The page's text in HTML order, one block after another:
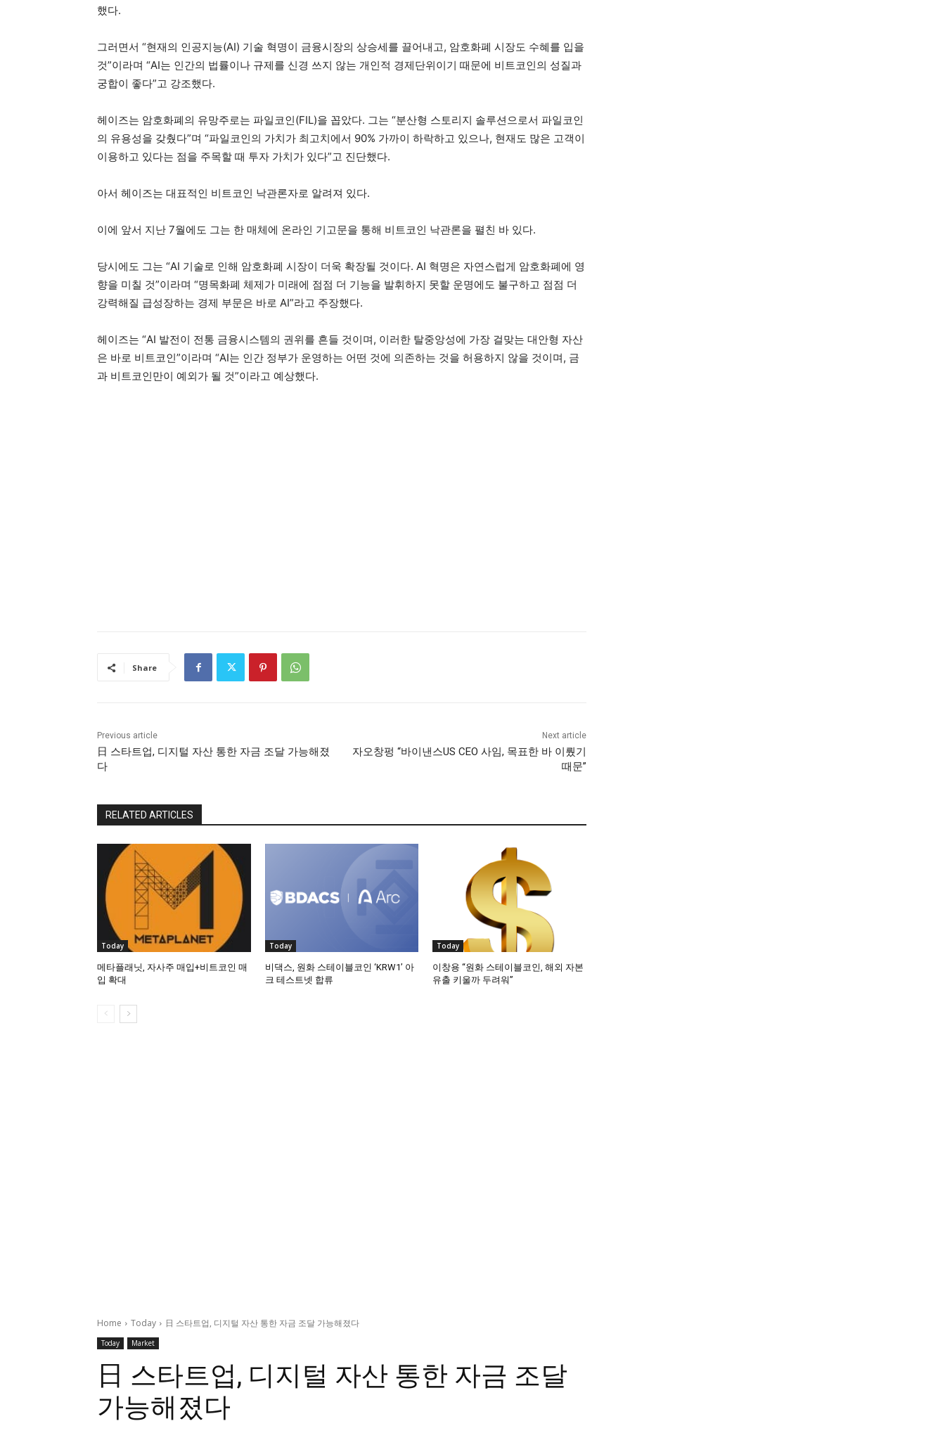
했다.
그러면서 “현재의 인공지능(AI) 기술 혁명이 금융시장의 상승세를 끌어내고, 암호화폐 시장도 수혜를 입을
것”이라며 “AI는 인간의 법률이나 규제를 신경 쓰지 않는 개인적 경제단위이기 때문에 비트코인의 성질과
궁합이 좋다”고 강조했다.
헤이즈는 암호화폐의 유망주로는 파일코인(FIL)을 꼽았다. 그는 “분산형 스토리지 솔루션으로서 파일코인
의 유용성을 갖췄다”며 “파일코인의 가치가 최고치에서 90% 가까이 하락하고 있으나, 현재도 많은 고객이
이용하고 있다는 점을 주목할 때 투자 가치가 있다”고 진단했다.
아서 헤이즈는 대표적인 비트코인 낙관론자로 알려져 있다.
이에 앞서 지난 7월에도 그는 한 매체에 온라인 기고문을 통해 비트코인 낙관론을 펼친 바 있다.
당시에도 그는 “AI 기술로 인해 암호화폐 시장이 더욱 확장될 것이다. AI 혁명은 자연스럽게 암호화폐에 영
향을 미칠 것”이라며 “명목화폐 체제가 미래에 점점 더 기능을 발휘하지 못할 운명에도 불구하고 점점 더
강력해질 급성장하는 경제 부문은 바로 AI”라고 주장했다.
헤이즈는 “AI 발전이 전통 금융시스템의 권위를 흔들 것이며, 이러한 탈중앙성에 가장 걸맞는 대안형 자산
은 바로 비트코인”이라며 “AI는 인간 정부가 운영하는 어떤 것에 의존하는 것을 허용하지 않을 것이며, 금
과 비트코인만이 예외가 될 것”이라고 예상했다.
Share
Previous article
日 스타트업, 디지털 자산 통한 자금 조달 가능해졌
다
Next article
자오창펑 “바이낸스US CEO 사임, 목표한 바 이뤘기
때문”
RELATED ARTICLES
Today
메타플래닛, 자사주 매입+비트코인 매
입 확대
Today
비댁스, 원화 스테이블코인 ‘KRW1’ 아
크 테스트넷 합류
Today
이창용 “원화 스테이블코인, 해외 자본
유출 키울까 두려워”